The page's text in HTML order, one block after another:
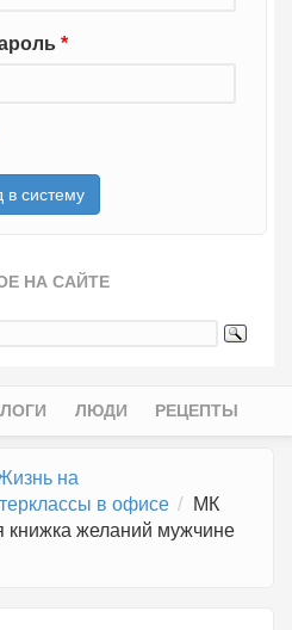
*
НА САЙТЕ
ЛЮДИ РЕЦЕПТЫ
на
в офисе
МК
книжка желаний мужчине